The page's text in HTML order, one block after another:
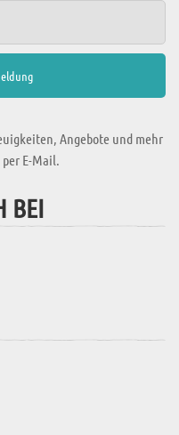
Angebote und mehr
E-Mail.
BEI